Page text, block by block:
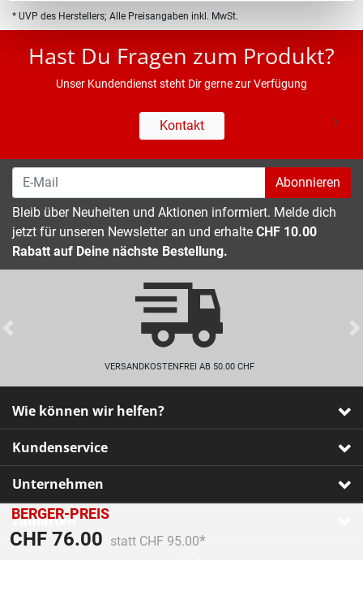
BERGER-PREIS
CHF 76.00 Preis reduziert von
statt CHF 95.00
An
* UVP des Herstellers; Alle Preisangaben inkl. MwSt.
Hast Du Fragen zum Produkt?
Unser Kundendienst steht Dir gerne zur Verfügung
Kontakt
Abonnieren
Bleib über Neuheiten und Aktionen informiert. Melde dich
jetzt für unseren Newsletter an und erhalte CHF 10.00
Rabatt auf Deine nächste Bestellung.
VERSANDKOSTENFREI AB 50.00 CHF
Previous
Wie können wir helfen?
Kundenservice
Unternehmen
Zahlarten